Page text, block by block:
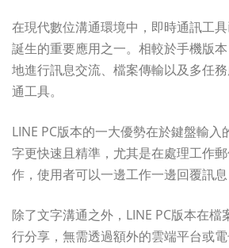
在現代數位溝通環境中，即時通訊工
誕生的重要應用之一。相較於手機版
地進行訊息交流、檔案傳輸以及多任
通工具。
LINE PC版本的一大優勢在於鍵盤輸
字更快速且精準，尤其是在處理工作
作，使用者可以一邊工作一邊回覆訊
除了文字溝通之外，LINE PC版本在
行分享，無需透過額外的雲端平台或